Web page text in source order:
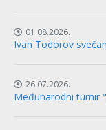
01.08.2026.
Ivan Todorov
26.07.2026.
Međunarodni turnir